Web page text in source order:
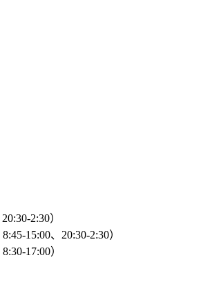
2:30）
15:00、20:30-2:30）
17:00）